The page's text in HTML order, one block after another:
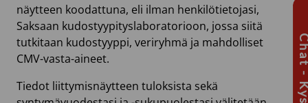
näytteen koodattuna, eli ilman henkilötietojasi,
Saksaan kudostyypityslaboratorioon, jossa siitä
tutkitaan kudostyyppi, veriryhmä ja mahdolliset
CMV-vasta-aineet.
Tiedot liittymisnäytteen tuloksista sekä